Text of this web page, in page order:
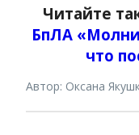
Читайте
БпЛА
что
Автор: Оксана